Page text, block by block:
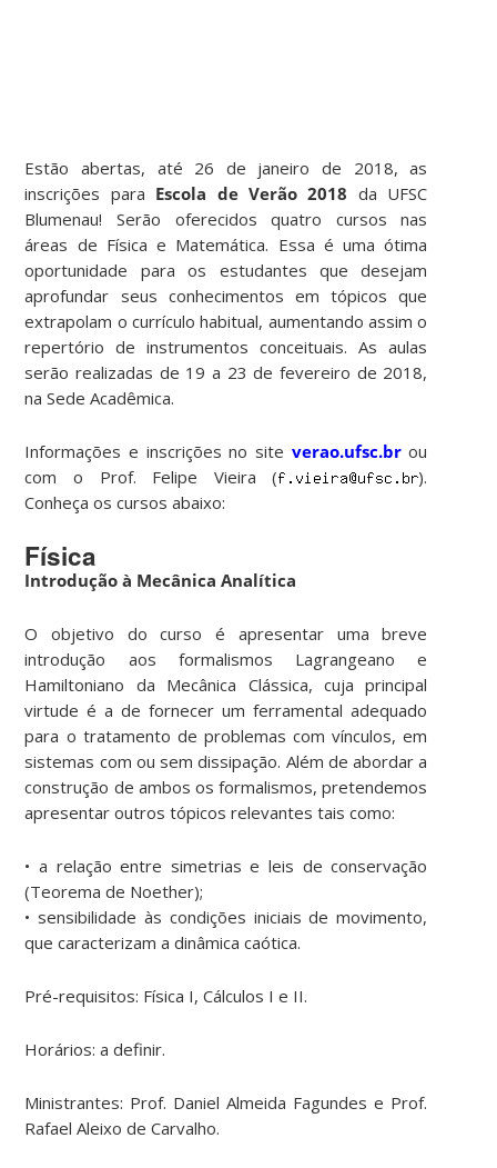
Estão abertas, até 26 de janeiro de 2018, as
inscrições para Escola de Verão 2018 da UFSC
Blumenau! Serão oferecidos quatro cursos nas
áreas de Física e Matemática. Essa é uma ótima
oportunidade para os estudantes que desejam
aprofundar seus conhecimentos em tópicos que
extrapolam o currículo habitual, aumentando assim o
repertório de instrumentos conceituais. As aulas
serão realizadas de 19 a 23 de fevereiro de 2018,
na Sede Acadêmica.
Informações e inscrições no site verao.ufsc.brou
com o Prof. Felipe Vieira (
).
Conheça os cursos abaixo:
Física
Introdução à Mecânica Analítica
O objetivo do curso é apresentar uma breve
introdução aos formalismos Lagrangeano e
Hamiltoniano da Mecânica Clássica, cuja principal
virtude é a de fornecer um ferramental adequado
para o tratamento de problemas com vínculos, em
sistemas com ou sem dissipação. Além de abordar a
construção de ambos os formalismos, pretendemos
apresentar outros tópicos relevantes tais como:
• a relação entre simetrias e leis de conservação
(Teorema de Noether);
• sensibilidade às condições iniciais de movimento,
que caracterizam a dinâmica caótica.
Pré-requisitos: Física I, Cálculos I e II.
Horários: a definir.
Ministrantes: Prof. Daniel Almeida Fagundes e Prof.
Rafael Aleixo de Carvalho.